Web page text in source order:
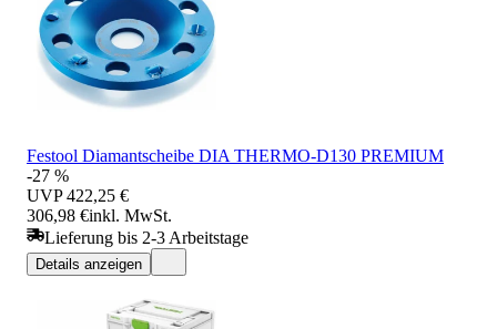
Festool Diamantscheibe DIA THERMO-D130 PREMIUM
-27 %
UVP 422,25 €
306,98 €inkl. MwSt.
Lieferung bis 2-3 Arbeitstage
Details anzeigen